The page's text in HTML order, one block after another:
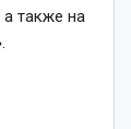
также на